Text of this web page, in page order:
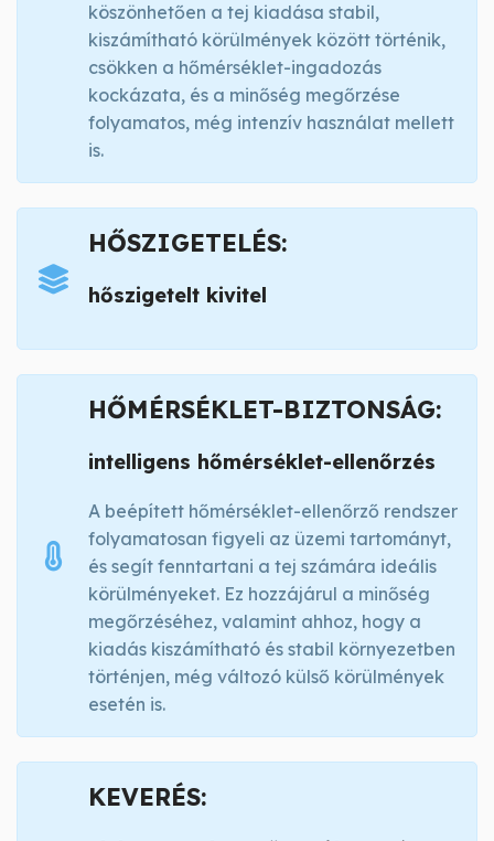
köszönhetően a tej kiadása stabil,
kiszámítható körülmények között történik,
csökken a hőmérséklet-ingadozás
kockázata, és a minőség megőrzése
folyamatos, még intenzív használat mellett
is.
HŐSZIGETELÉS:
hőszigetelt kivitel
HŐMÉRSÉKLET-BIZTONSÁG:
intelligens hőmérséklet-ellenőrzés
A beépített hőmérséklet-ellenőrző rendszer
folyamatosan figyeli az üzemi tartományt,
és segít fenntartani a tej számára ideális
körülményeket. Ez hozzájárul a minőség
megőrzéséhez, valamint ahhoz, hogy a
kiadás kiszámítható és stabil környezetben
történjen, még változó külső körülmények
esetén is.
KEVERÉS: